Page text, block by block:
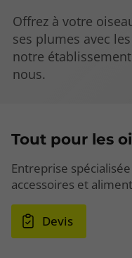
Offrez à votre
ses plumes avec
notre
nous.
Tout pour les
Entreprise
accessoires et
Devis